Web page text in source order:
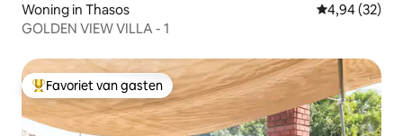
Woning in Thasos Gemiddelde
4,94 (32)
GOLDEN VIEW VILLA - 1
Topfavoriet van gasten
Favoriet van gasten